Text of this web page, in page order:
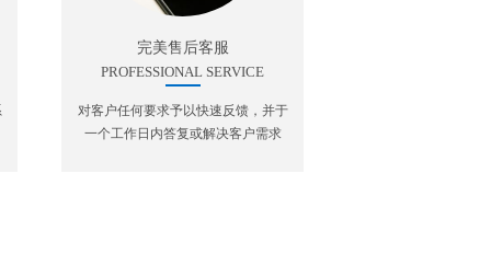
完美售后客服
PROFESSIONAL SERVICE
对客户任何要求予以快速反馈，并于
一个工作日内答复或解决客户需求